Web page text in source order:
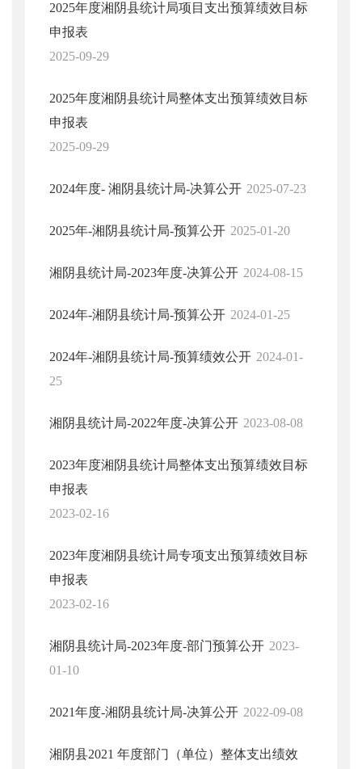
2025年度湘阴县统计局项目支出预算绩效目标
申报表
2025-09-29
2025年度湘阴县统计局整体支出预算绩效目标
申报表
2025-09-29
2024年度- 湘阴县统计局-决算公开 2025-07-23
2025年-湘阴县统计局-预算公开 2025-01-20
湘阴县统计局-2023年度-决算公开 2024-08-15
2024年-湘阴县统计局-预算公开 2024-01-25
2024年-湘阴县统计局-预算绩效公开 2024-01-
25
湘阴县统计局-2022年度-决算公开 2023-08-08
2023年度湘阴县统计局整体支出预算绩效目标
申报表
2023-02-16
2023年度湘阴县统计局专项支出预算绩效目标
申报表
2023-02-16
湘阴县统计局-2023年度-部门预算公开 2023-
01-10
2021年度-湘阴县统计局-决算公开 2022-09-08
湘阴县2021 年度部门（单位）整体支出绩效